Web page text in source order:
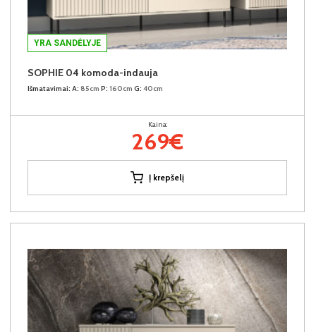
YRA SANDĖLYJE
SOPHIE 04 komoda-indauja
Išmatavimai: A: 85cm P: 160cm G: 40cm
Kaina:
269€
Į krepšelį